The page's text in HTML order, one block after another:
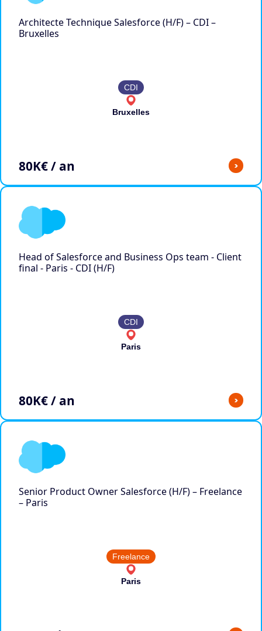
Architecte Technique Salesforce (H/F) – CDI –
Bruxelles
CDI
Bruxelles
80K€ / an >
Head of Salesforce and Business Ops team - Client
final - Paris - CDI (H/F)
CDI
Paris
80K€ / an >
Senior Product Owner Salesforce (H/F) – Freelance
– Paris
Freelance
Paris